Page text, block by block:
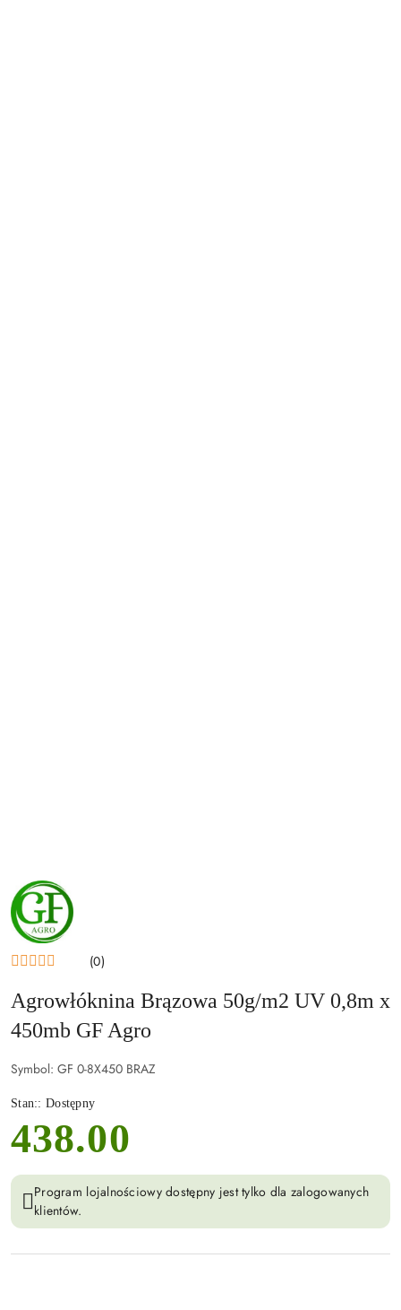
NAZWA
PRODUCENTA:
GF
AGRO
(0)
Agrowłóknina Brązowa 50g/m2 UV 0,8m x
450mb GF Agro
Symbol: GF 0-8X450 BRAZ
Stan:: Dostępny
cena:
438.00
Program lojalnościowy dostępny jest tylko dla zalogowanych
klientów.